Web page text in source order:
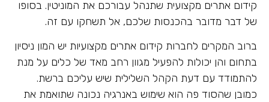
קידום אתרים מקצועית שתנהל עבורכם את המוניטין. בסופו
של דבר מדובר בהכנסות שלכם, אל תשחקו עם זה.
ברוב המקרים לחברות קידום אתרים מקצועיות יש המון ניסיון
בתחום והן יכולות להפעיל מגוון רחב מאד של כלים על מנת
להתמודד עם דעת הקהל השלילית שיש עליכם ברשת.
כמובן שהסוד פה הוא שימוש באנרגיה נכונה שתואמת את